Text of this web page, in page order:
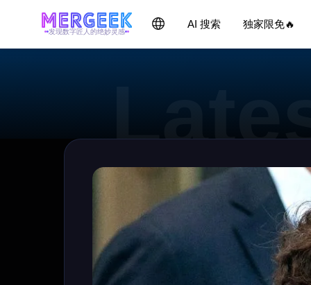
发现数字匠人的绝妙灵感
AI 搜索 独家限免🔥